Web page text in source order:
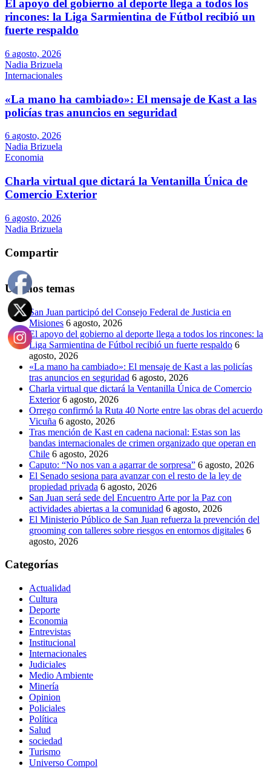
El apoyo del gobierno al deporte llega a todos los
rincones: la Liga Sarmientina de Fútbol recibió un
fuerte respaldo
6 agosto, 2026
Nadia Brizuela
Internacionales
«La mano ha cambiado»: El mensaje de Kast a las
policías tras anuncios en seguridad
6 agosto, 2026
Nadia Brizuela
Economia
Charla virtual que dictará la Ventanilla Única de
Comercio Exterior
6 agosto, 2026
Nadia Brizuela
Compartir
Últimos temas
San Juan participó del Consejo Federal de Justicia en
Misiones 6 agosto, 2026
El apoyo del gobierno al deporte llega a todos los rincones: la
Liga Sarmientina de Fútbol recibió un fuerte respaldo 6
agosto, 2026
«La mano ha cambiado»: El mensaje de Kast a las policías
tras anuncios en seguridad 6 agosto, 2026
Charla virtual que dictará la Ventanilla Única de Comercio
Exterior 6 agosto, 2026
Orrego confirmó la Ruta 40 Norte entre las obras del acuerdo
Vicuña 6 agosto, 2026
Tras mención de Kast en cadena nacional: Estas son las
bandas internacionales de crimen organizado que operan en
Chile 6 agosto, 2026
Caputo: “No nos van a agarrar de sorpresa” 6 agosto, 2026
El Senado sesiona para avanzar con el resto de la ley de
propiedad privada 6 agosto, 2026
San Juan será sede del Encuentro Arte por la Paz con
actividades abiertas a la comunidad 6 agosto, 2026
El Ministerio Público de San Juan refuerza la prevención del
grooming con talleres sobre riesgos en entornos digitales 6
agosto, 2026
Categorías
Actualidad
Cultura
Deporte
Economia
Entrevistas
Institucional
Internacionales
Judiciales
Medio Ambiente
Minería
Opinion
Policiales
Política
Salud
sociedad
Turismo
Universo Compol